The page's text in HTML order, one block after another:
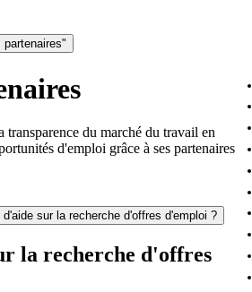
partenaires"
transparence du marché du travail en
d'emploi grâce à ses partenaires
sur la recherche d'offres d'emploi ?
la recherche d'offres